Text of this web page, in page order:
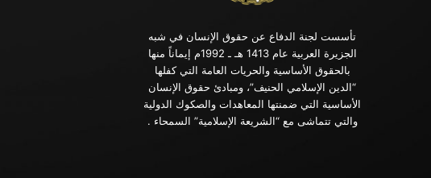
تأسست لجنة الدفاع عن حقوق الإنسان في شبه
الجزيرة العربية عام 1413 هـ ـ 1992م إيماناً منها
بالحقوق الأساسية والحريات العامة التي كفلها
“الدين الإسلامي الحنيف”، ومبادئ حقوق الإنسان
الأساسية التي ضمنتها المعاهدات والصكوك الدولية
والتي تتماشى مع “الشريعة الإسلامية” السمحاء .